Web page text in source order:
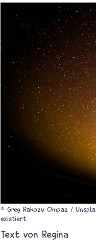
© Greg Rakozy Ompaz /
existiert.
Text von Regina